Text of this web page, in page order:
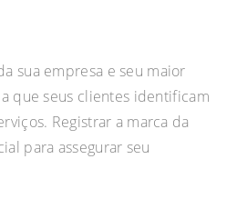
sua empresa e seu maior
que seus clientes identificam
Registrar a marca da
para assegurar seu